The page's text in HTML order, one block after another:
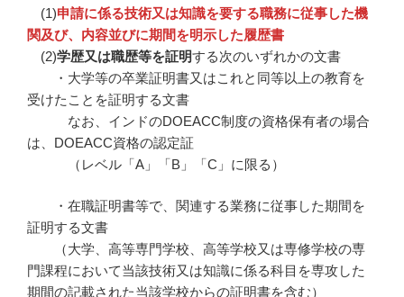
(1)申請に係る技術又は知識を要する職務に従事した機
関及び、内容並びに期間を明示した履歴書
(2)学歴又は職歴等を証明する次のいずれかの文書
・大学等の卒業証明書又はこれと同等以上の教育を
受けたことを証明する文書
なお、インドのDOEACC制度の資格保有者の場合
は、DOEACC資格の認定証
（レベル「A」「B」「C」に限る）
・在職証明書等で、関連する業務に従事した期間を
証明する文書
（大学、高等専門学校、高等学校又は専修学校の専
門課程において当該技術又は知識に係る科目を専攻した
期間の記載された当該学校からの証明書を含む）